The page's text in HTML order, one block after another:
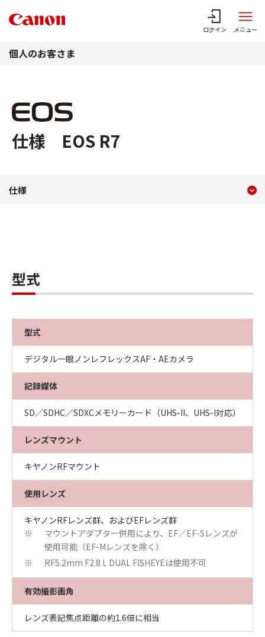
ログイン メニュー
個人のお客さま
仕様 EOS R7
仕様
型式
型式
デジタル一眼ノンレフレックスAF・AEカメラ
記録媒体
SD／SDHC／SDXCメモリーカード（UHS-II、UHS-I対応）
レンズマウント
キヤノンRFマウント
使用レンズ
キヤノンRFレンズ群、およびEFレンズ群
※
マウントアダプター併用により、EF／EF-Sレンズが
使用可能（EF-Mレンズを除く）
※ RF5.2mm F2.8 L DUAL FISHEYEは使用不可
有効撮影画角
レンズ表記焦点距離の約1.6倍に相当